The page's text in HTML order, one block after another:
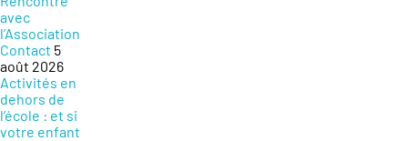
avec
l’Association
Contact 5
août 2026
Activités en
dehors de
l’école : et si
votre enfant